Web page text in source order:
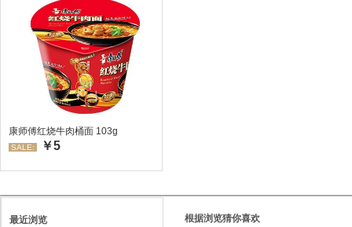
康师傅红烧牛肉桶面 103g
SALE: ￥5
最近浏览 根据浏览猜你喜欢